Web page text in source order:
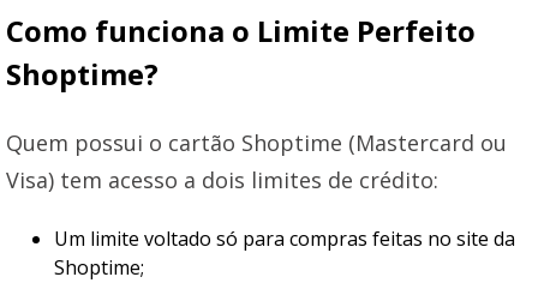
Como funciona o Limite Perfeito
Shoptime?
Quem possui o cartão Shoptime (Mastercard ou
Visa) tem acesso a dois limites de crédito:
Um limite voltado só para compras feitas no site da
Shoptime;